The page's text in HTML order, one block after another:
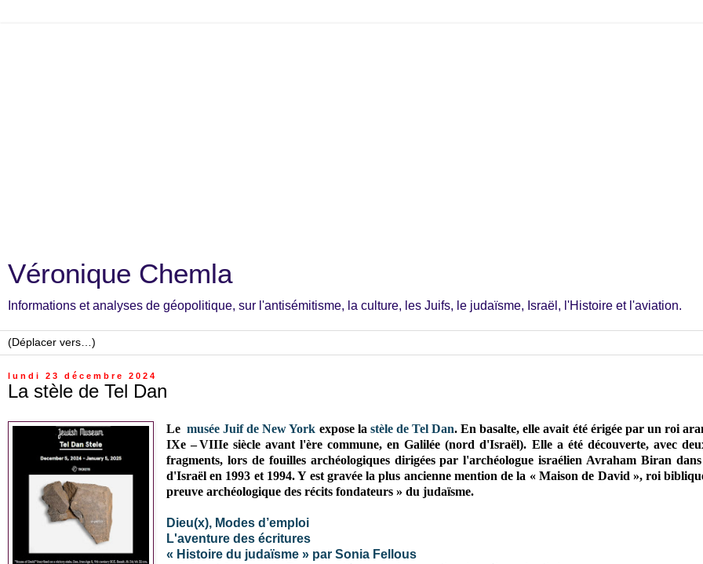
Véronique Chemla
Informations et analyses de géopolitique, sur l'antisémitisme, la culture, les Juifs, le judaïsme, Israël, l'Histoire et l'aviation.
lundi 23 décembre 2024
La stèle de Tel Dan
Le musée Juif de New York expose la stèle de Tel Dan. En basalte, elle avait été érigée par un roi
IXe – VIIIe siècle avant l'ère commune, en Galilée (nord d'Israël). Elle a été découverte, avec
fragments, lors de fouilles archéologiques dirigées par l'archéologue israélien Avraham Biran
d'Israël en 1993 et 1994. Y est gravée la plus ancienne mention de la «Maison de David », roi
preuve archéologique des récits fondateurs » du judaïsme.
Dieu(x), Modes d’emploi
L'aventure des écritures
« Histoire du judaïsme » par Sonia Fellous